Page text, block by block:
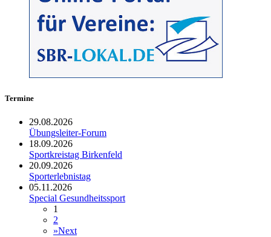
Termine
29.08.2026
Übungsleiter-Forum
18.09.2026
Sportkreistag Birkenfeld
20.09.2026
Sporterlebnistag
05.11.2026
Special Gesundheitssport
1
2
»Next